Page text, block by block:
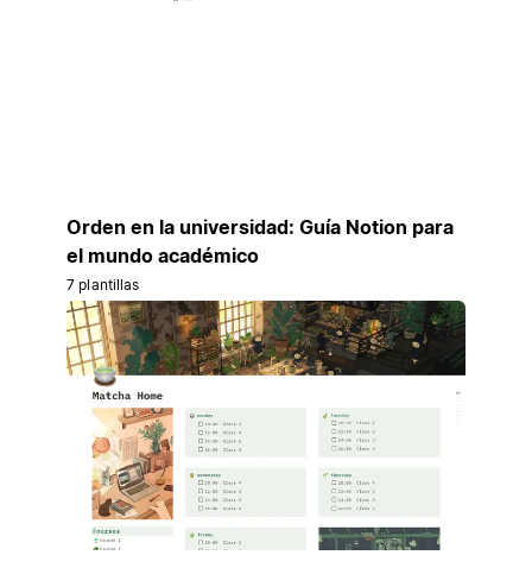
Orden en la universidad: Guía Notion para
el mundo académico
7 plantillas